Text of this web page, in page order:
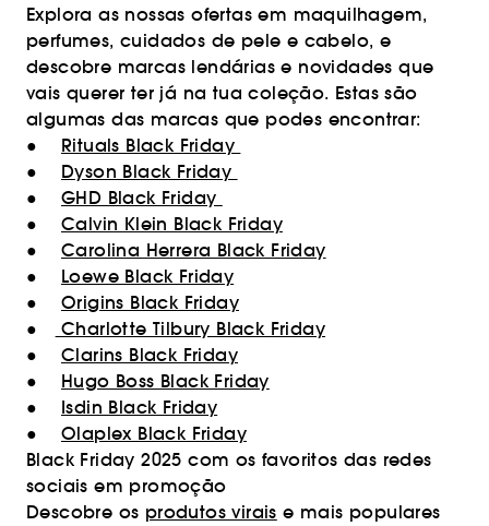
Explora as nossas ofertas em maquilhagem,
perfumes, cuidados de pele e cabelo, e
descobre marcas lendárias e novidades que
vais querer ter já na tua coleção. Estas são
algumas das marcas que podes encontrar:
● Rituals Black Friday
● Dyson Black Friday
● GHD Black Friday
● Calvin Klein Black Friday
● Carolina Herrera Black Friday
● Loewe Black Friday
● Origins Black Friday
●
Charlotte Tilbury Black Friday
● Clarins Black Friday
● Hugo Boss Black Friday
● Isdin Black Friday
● Olaplex Black Friday
Black Friday 2025 com os favoritos das redes
sociais em promoção
Descobre os produtos virais e mais populares